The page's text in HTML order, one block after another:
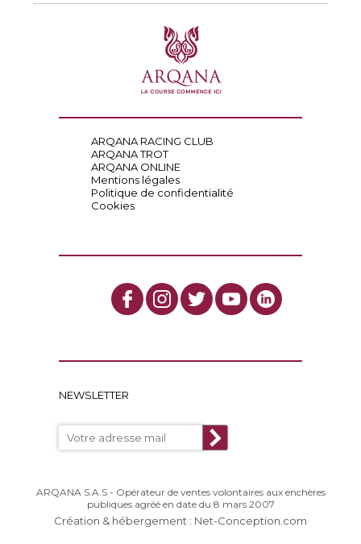
ARQANA RACING CLUB
ARQANA TROT
ARQANA ONLINE
Mentions légales
Politique de confidentialité
Cookies
NEWSLETTER
ARQANA S.A.S - Opérateur de ventes volontaires aux enchères
publiques agréé en date du 8 mars 2007
Création & hébergement : Net-Conception.com